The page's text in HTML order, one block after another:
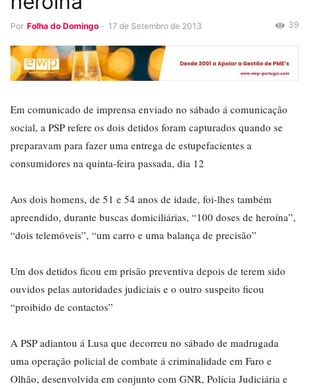
Por Folha do Domingo - 17 de Setembro de 2013 39
Em comunicado de imprensa enviado no sábado á comunicação
social, a PSP refere os dois detidos foram capturados quando se
preparavam para fazer uma entrega de estupefacientes a
consumidores na quinta-feira passada, dia 12
Aos dois homens, de 51 e 54 anos de idade, foi-lhes também
apreendido, durante buscas domiciliárias, “100 doses de heroína”,
“dois telemóveis”, “um carro e uma balança de precisão”
Um dos detidos ficou em prisão preventiva depois de terem sido
ouvidos pelas autoridades judiciais e o outro suspeito ficou
“proibido de contactos”
A PSP adiantou á Lusa que decorreu no sábado de madrugada
uma operação policial de combate á criminalidade em Faro e
Olhão, desenvolvida em conjunto com GNR, Polícia Judiciária e